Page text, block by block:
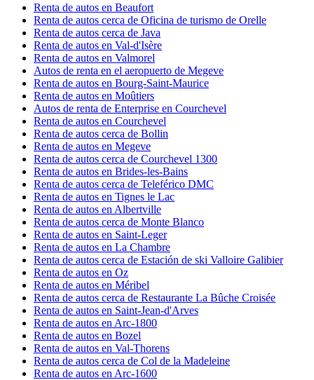
Renta de autos en Beaufort
Renta de autos cerca de Oficina de turismo de Orelle
Renta de autos cerca de Java
Renta de autos en Val-d'Isère
Renta de autos en Valmorel
Autos de renta en el aeropuerto de Megeve
Renta de autos en Bourg-Saint-Maurice
Renta de autos en Moûtiers
Autos de renta de Enterprise en Courchevel
Renta de autos en Courchevel
Renta de autos cerca de Bollin
Renta de autos en Megeve
Renta de autos cerca de Courchevel 1300
Renta de autos en Brides-les-Bains
Renta de autos cerca de Teleférico DMC
Renta de autos en Tignes le Lac
Renta de autos en Albertville
Renta de autos cerca de Monte Blanco
Renta de autos en Saint-Leger
Renta de autos en La Chambre
Renta de autos cerca de Estación de ski Valloire Galibier
Renta de autos en Oz
Renta de autos en Méribel
Renta de autos cerca de Restaurante La Bûche Croisée
Renta de autos en Saint-Jean-d'Arves
Renta de autos en Arc-1800
Renta de autos en Bozel
Renta de autos en Val-Thorens
Renta de autos cerca de Col de la Madeleine
Renta de autos en Arc-1600